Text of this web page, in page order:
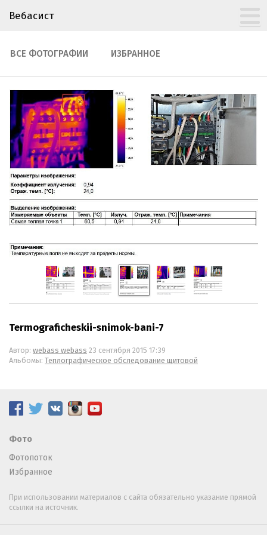
Вебасист
ВСЕ ФОТОГРАФИИ ИЗБРАННОЕ
Termograficheskii-snimok-bani-7
Автор: webass webass 23 сентября 2015 17:39
Альбомы: Теплографическое обследование щитовой
Фото
Фотопоток
Избранное
При использовании материалов с сайта обязательно указание прямой
ссылки на источник.